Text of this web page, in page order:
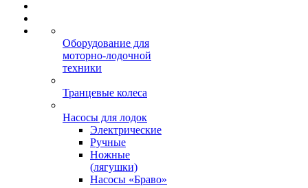
Оборудование для
моторно-лодочной
техники
Транцевые колеса
Насосы для лодок
Электрические
Ручные
Ножные
(лягушки)
Насосы «Браво»